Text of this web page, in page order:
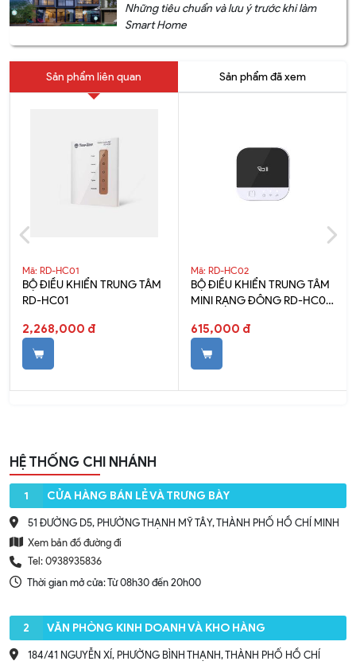
Xem Hướng dẫn cài đặt sử dụng cảm biến khóitại đây!
Những tiêu chuẩn và lưu ý trước khi làm
Smart Home
Sản phẩm liên quan Sản phẩm đã xem
Mã: RD-HC01
BỘ ĐIỀU KHIỂN TRUNG TÂM
RD-HC01
2,268,000 đ
Mã: RD-HC02
BỘ ĐIỀU KHIỂN TRUNG TÂM
MINI RẠNG ĐÔNG RD-HC02
615,000 đ
HỆ THỐNG CHI NHÁNH
1 CỬA HÀNG BÁN LẺ VÀ TRƯNG BÀY
51 ĐƯỜNG D5, PHƯỜNG THẠNH MỸ TÂY, THÀNH PHỐ HỒ CHÍ MINH
Xem bản đồ đường đi
Tel: 0938935836
Thời gian mở cửa: Từ 08h30 đến 20h00
2 VĂN PHÒNG KINH DOANH VÀ KHO HÀNG
184/41 NGUYỄN XÍ, PHƯỜNG BÌNH THẠNH, THÀNH PHỐ HỒ CHÍ